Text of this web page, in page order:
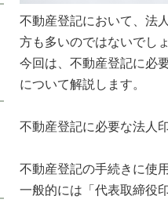
不動産登記において、法
方も多いのではないでしょ
今回は、不動産登記に必
について解説します。
不動産登記に必要な法人
不動産登記の手続きに使
一般的には「代表取締役